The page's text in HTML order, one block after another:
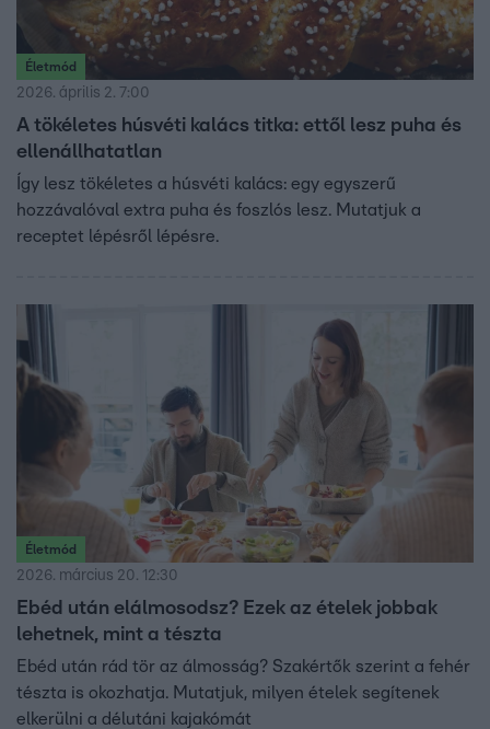
Életmód
2026. április 2. 7:00
A tökéletes húsvéti kalács titka: ettől lesz puha és
ellenállhatatlan
Így lesz tökéletes a húsvéti kalács: egy egyszerű
hozzávalóval extra puha és foszlós lesz. Mutatjuk a
receptet lépésről lépésre.
Életmód
2026. március 20. 12:30
Ebéd után elálmosodsz? Ezek az ételek jobbak
lehetnek, mint a tészta
Ebéd után rád tör az álmosság? Szakértők szerint a fehér
tészta is okozhatja. Mutatjuk, milyen ételek segítenek
elkerülni a délutáni kajakómát